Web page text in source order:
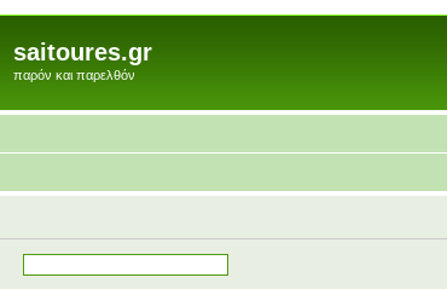
saitoures.gr
παρόν και παρελθόν